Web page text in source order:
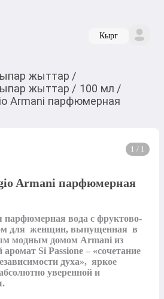
Кырг
жыттар /
жыттар / 100 мл /
Armani парфюмерная
1 / 1
Armani парфюмерная
парфюмерная вода с фруктово-
для  женщин, выпущенная  в
модным домом Armani из
Si Passione – «сочетание
духа»,  яркое
уверенной и